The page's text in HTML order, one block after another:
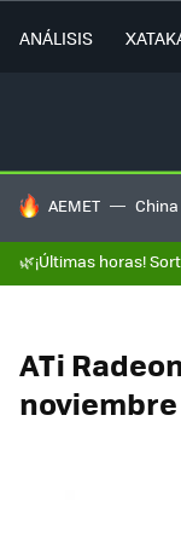
ANÁLISIS
HOY SE HABLA DE
AEMET China
🌿¡Últimas horas!
ATi
noviembre